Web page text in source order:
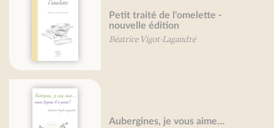
Petit traité de l'omelette -
nouvelle édition
Béatrice Vigot-Lagandré
Aubergines, je vous aime…